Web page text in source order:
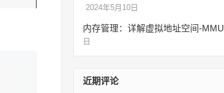
2024年5月10日
内存管理：详解虚拟地址空间-MMU
日
近期评论